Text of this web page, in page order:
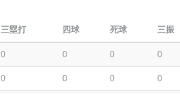
三塁打 四球 死球 三振
0 0 0 0
0 0 0 0